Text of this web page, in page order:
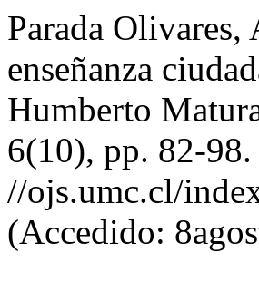
Parada
enseñanza
Humberto
6(10), pp. 82-
//ojs.umc.cl/
(Accedido: